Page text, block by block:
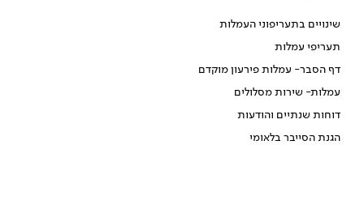
שינויים בתעריפוני העמלות
תעריפי עמלות
דף הסבר- עמלות פירעון מוקדם
עמלות- שירות מסלולים
דוחות שנתיים והודעות
הגנת הסייבר בלאומי